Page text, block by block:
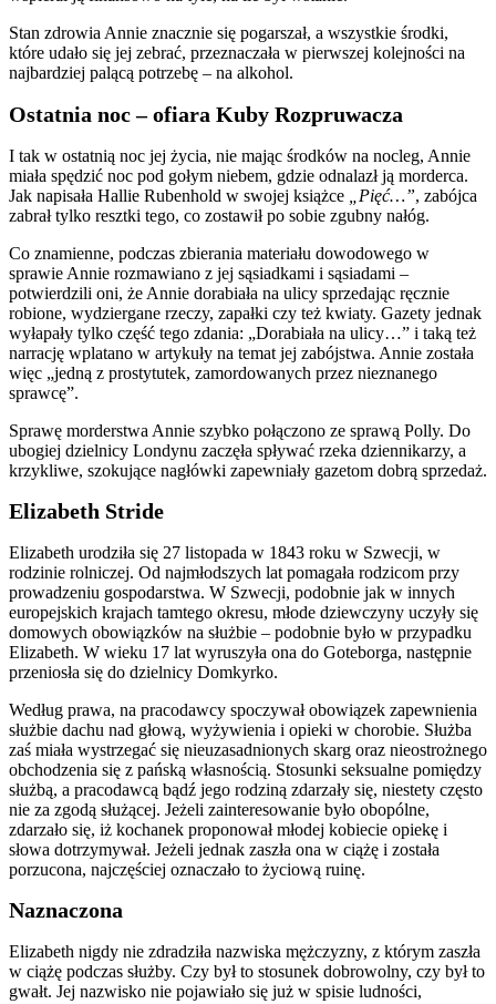
Stan zdrowia Annie znacznie się pogarszał, a wszystkie środki,
które udało się jej zebrać, przeznaczała w pierwszej kolejności na
najbardziej palącą potrzebę – na alkohol.
Ostatnia noc – ofiara Kuby Rozpruwacza
I tak w ostatnią noc jej życia, nie mając środków na nocleg, Annie
miała spędzić noc pod gołym niebem, gdzie odnalazł ją morderca.
Jak napisała Hallie Rubenhold w swojej książce
„Pięć…”, zabójca
zabrał tylko resztki tego, co zostawił po sobie zgubny nałóg.
Co znamienne, podczas zbierania materiału dowodowego w
sprawie Annie rozmawiano z jej sąsiadkami i sąsiadami –
potwierdzili oni, że Annie dorabiała na ulicy sprzedając ręcznie
robione, wydziergane rzeczy, zapałki czy też kwiaty. Gazety jednak
wyłapały tylko część tego zdania: „Dorabiała na ulicy…” i taką też
narrację wplatano w artykuły na temat jej zabójstwa. Annie została
więc „jedną z prostytutek, zamordowanych przez nieznanego
sprawcę”.
Sprawę morderstwa Annie szybko połączono ze sprawą Polly. Do
ubogiej dzielnicy Londynu zaczęła spływać rzeka dziennikarzy, a
krzykliwe, szokujące nagłówki zapewniały gazetom dobrą sprzedaż.
Elizabeth Stride
Elizabeth urodziła się 27 listopada w 1843 roku w Szwecji, w
rodzinie rolniczej. Od najmłodszych lat pomagała rodzicom przy
prowadzeniu gospodarstwa. W Szwecji, podobnie jak w innych
europejskich krajach tamtego okresu, młode dziewczyny uczyły się
domowych obowiązków na służbie – podobnie było w przypadku
Elizabeth. W wieku 17 lat wyruszyła ona do Goteborga, następnie
przeniosła się do dzielnicy Domkyrko.
Według prawa, na pracodawcy spoczywał obowiązek zapewnienia
służbie dachu nad głową, wyżywienia i opieki w chorobie. Służba
zaś miała wystrzegać się nieuzasadnionych skarg oraz nieostrożnego
obchodzenia się z pańską własnością. Stosunki seksualne pomiędzy
służbą, a pracodawcą bądź jego rodziną zdarzały się, niestety często
nie za zgodą służącej. Jeżeli zainteresowanie było obopólne,
zdarzało się, iż kochanek proponował młodej kobiecie opiekę i
słowa dotrzymywał. Jeżeli jednak zaszła ona w ciążę i została
porzucona, najczęściej oznaczało to życiową ruinę.
Naznaczona
Elizabeth nigdy nie zdradziła nazwiska mężczyzny, z którym zaszła
w ciążę podczas służby. Czy był to stosunek dobrowolny, czy był to
gwałt. Jej nazwisko nie pojawiało się już w spisie ludności,